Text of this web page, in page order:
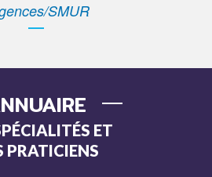
SMUR
ET
PRATICIENS